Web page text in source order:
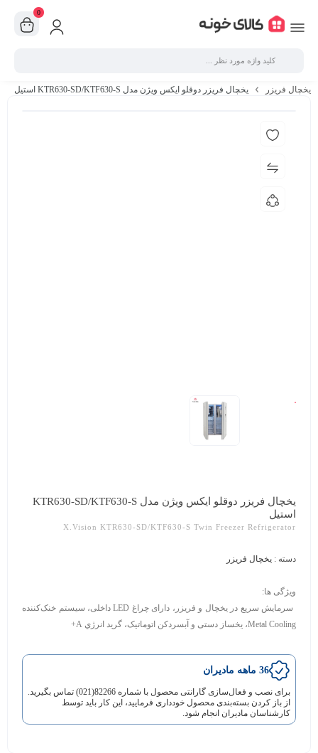
0
یخچال فریزر یخچال فریزر دوقلو ایکس ویژن مدل KTR630-SD/KTF630-S استیل
یخچال فریزر دوقلو ایکس ویژن مدل KTR630-SD/KTF630-S
استیل
X.vision KTR630-SD/KTF630-S Twin Freezer Refrigerator
دسته : یخچال فریزر
ویژگی ها:
سرمایش سریع در یخچال و فریزر، دارای چراغ LED داخلی، سیستم خنک‌کننده
Metal Cooling، یخساز دستی و آبسردکن اتوماتیک، گريد انرژي A+
36 ماهه مادیران
برای نصب و فعال‌سازی گارانتی محصول با شماره 82266(021) تماس بگیرید.
از باز کردن بسته‌بندی محصول خودداری فرمایید، این کار باید توسط
کارشناسان مادیران انجام شود.